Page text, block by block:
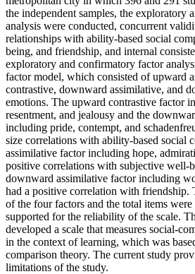
the independent samples, the exploratory
analysis were conducted, concurrent
relationships with ability-based social
being, and friendship, and internal
exploratory and confirmatory factor
factor model, which consisted of upward
contrastive, downward assimilative, and
emotions. The upward contrastive factor
resentment, and jealousy and the
including pride, contempt, and
size correlations with ability-based social
assimilative factor including hope,
positive correlations with subjective well-
downward assimilative factor including
had a positive correlation with friendship.
of the four factors and the total items
supported for the reliability of the scale.
developed a scale that measures social-
in the context of learning, which was
comparison theory. The current study
limitations of the study.